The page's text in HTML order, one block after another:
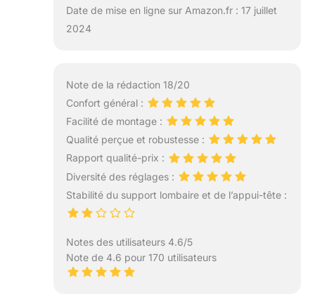
Date de mise en ligne sur Amazon.fr : 17 juillet
2024
Note de la rédaction 18/20
Confort général :
Facilité de montage :
Qualité perçue et robustesse :
Rapport qualité-prix :
Diversité des réglages :
Stabilité du support lombaire et de l’appui-tête :
Notes des utilisateurs 4.6/5
Note de 4.6 pour 170 utilisateurs